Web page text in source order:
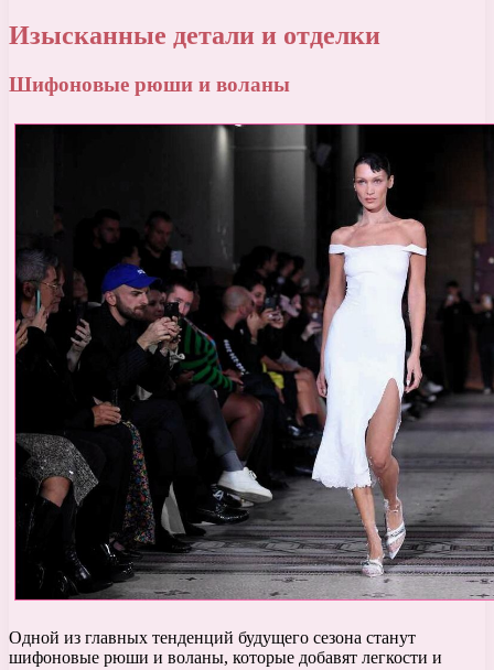
Изысканные детали и отделки
Шифоновые рюши и воланы
Одной из главных тенденций будущего сезона станут
шифоновые рюши и воланы, которые добавят легкости и